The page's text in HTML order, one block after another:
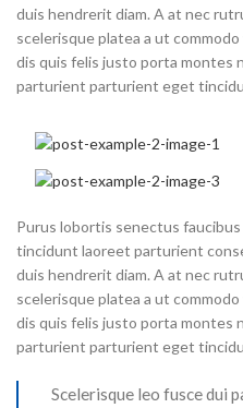
duis hendrerit diam. A at nec
scelerisque platea a ut
dis quis felis justo porta montes
parturient parturient eget
Purus lobortis senectus
tincidunt laoreet parturient
duis hendrerit diam. A at nec
scelerisque platea a ut
dis quis felis justo porta montes
parturient parturient eget
Scelerisque leo fusce dui